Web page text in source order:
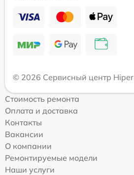
© 2026 Сервисный центр Hiper
Стоимость ремонта
Оплата и доставка
Контакты
Вакансии
О компании
Ремонтируемые модели
Наши услуги